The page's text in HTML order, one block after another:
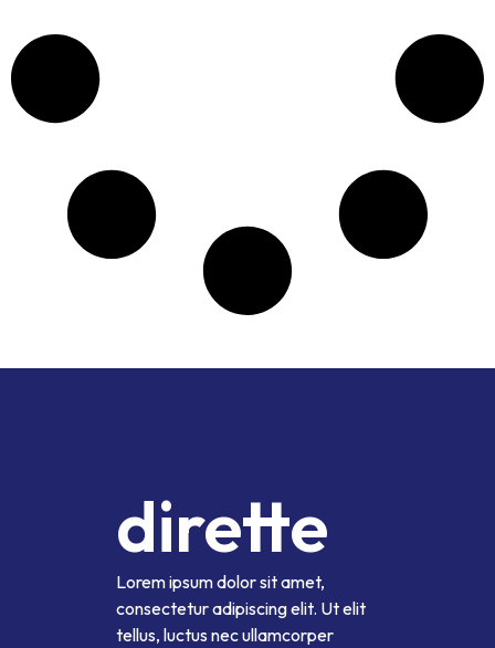
dirette
Lorem ipsum dolor sit amet,
consectetur adipiscing elit. Ut elit
tellus, luctus nec ullamcorper